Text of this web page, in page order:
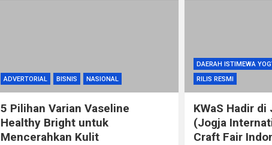
ADVERTORIAL BISNIS NASIONAL
5 Pilihan Varian Vaseline
Healthy Bright untuk
Mencerahkan Kulit
DAERAH ISTIMEWA
RILIS RESMI
KWaS Hadir di
(Jogja
Craft Fair